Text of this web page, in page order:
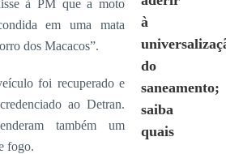
à PM que a moto
em uma mata
dos Macacos”.
foi recuperado e
ao Detran.
também um
fogo.
à
do
saneamento;
saiba
quais